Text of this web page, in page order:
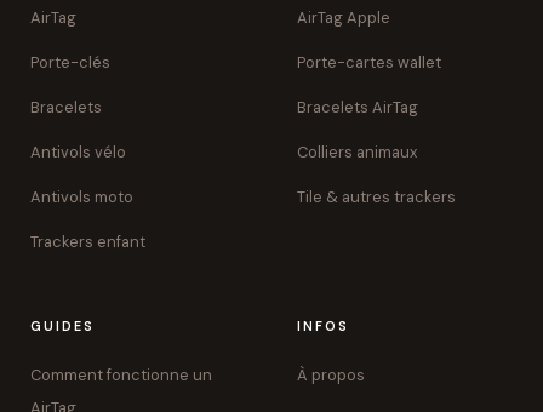
AirTag
Porte-clés
Bracelets
Antivols vélo
Antivols moto
Trackers enfant
AirTag Apple
Porte-cartes wallet
Bracelets AirTag
Colliers animaux
Tile & autres trackers
GUIDES
Comment fonctionne un
INFOS
À propos